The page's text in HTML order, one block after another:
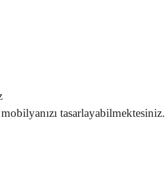
tasarlayabilmektesiniz.